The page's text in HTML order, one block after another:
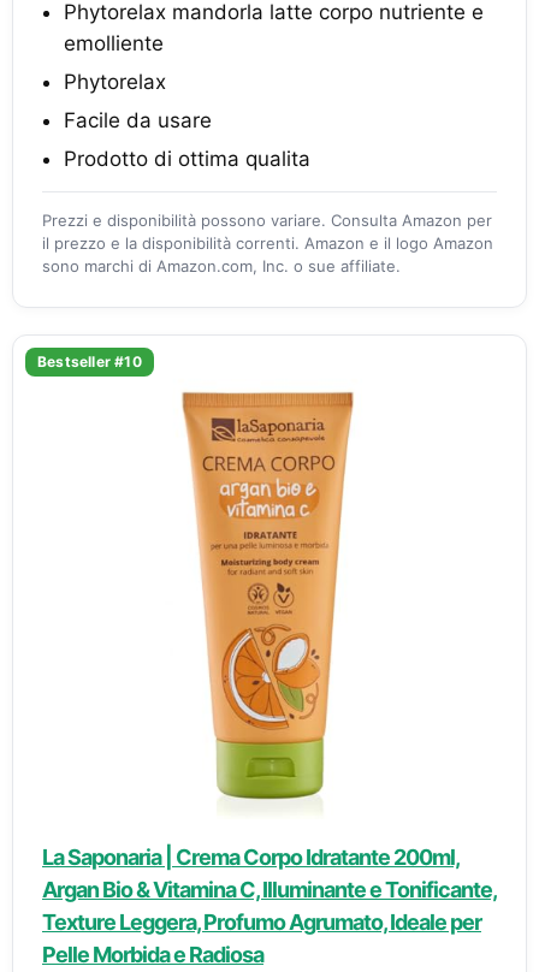
Phytorelax mandorla latte corpo nutriente e
emolliente
Phytorelax
Facile da usare
Prodotto di ottima qualita
Prezzi e disponibilità possono variare. Consulta Amazon per
il prezzo e la disponibilità correnti. Amazon e il logo Amazon
sono marchi di Amazon.com, Inc. o sue affiliate.
Bestseller #10
La Saponaria | Crema Corpo Idratante 200ml,
Argan Bio & Vitamina C, Illuminante e Tonificante,
Texture Leggera, Profumo Agrumato, Ideale per
Pelle Morbida e Radiosa